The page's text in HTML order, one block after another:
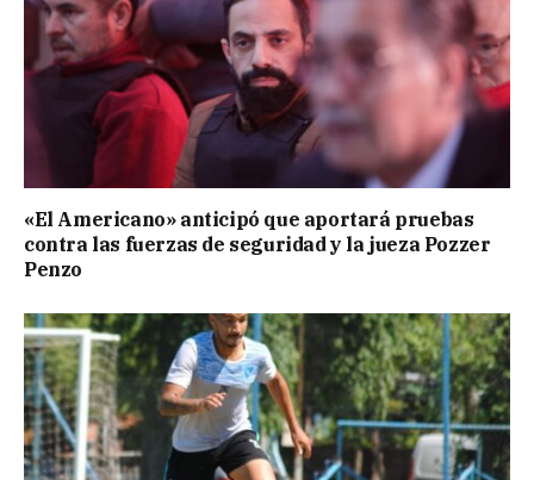
«El Americano» anticipó que aportará pruebas
contra las fuerzas de seguridad y la jueza Pozzer
Penzo